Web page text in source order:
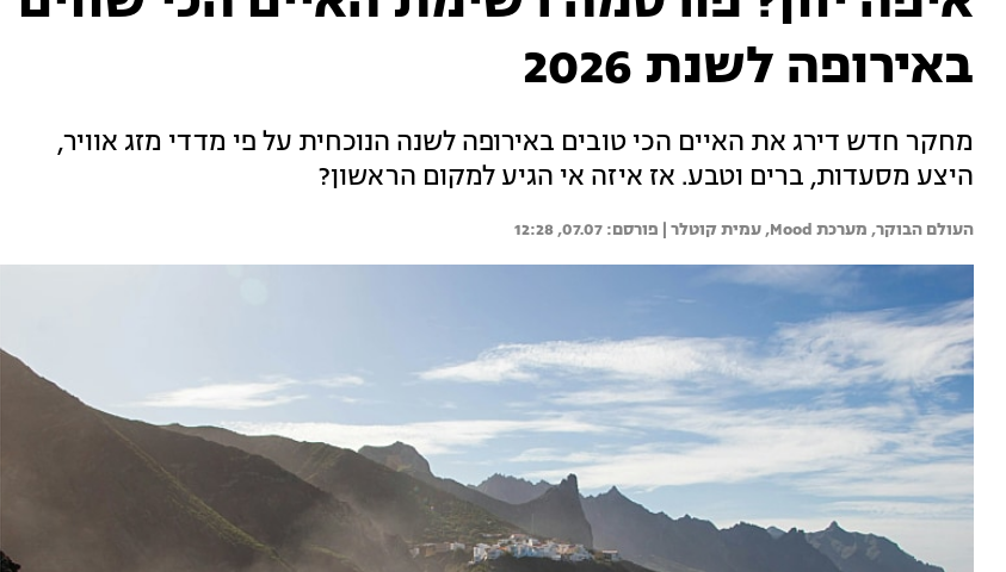
באירופה לשנת 2026
מחקר חדש דירג את האיים הכי טובים באירופה לשנה הנוכחית על פי מדדי מזג אוויר,
היצע מסעדות, ברים וטבע. אז איזה אי הגיע למקום הראשון?
העולם הבוקר, מערכת Mood, עמית קוטלר | 07.07, 12:28